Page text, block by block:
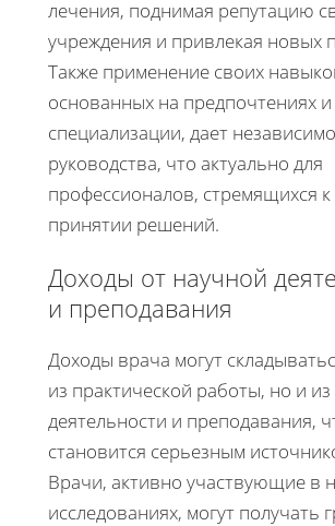
лечения, поднимая репутацию
учреждения и привлекая новых
Также применение своих
основанных на предпочтениях и
специализации, дает
руководства, что актуально для
профессионалов, стремящихся
принятии решений.
Доходы от научной
и преподавания
Доходы врача могут
из практической работы, но и
деятельности и преподавания,
становится серьезным
Врачи, активно участвующие в
исследованиях, могут получать